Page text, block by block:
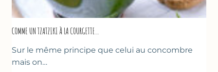
COMME UN TZATZIKI À LA COURGETTE…
Sur le même principe que celui au concombre
mais on…